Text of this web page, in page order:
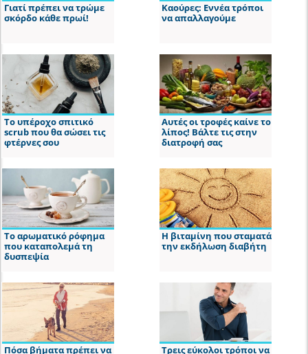
Γιατί πρέπει να τρώμε
σκόρδο κάθε πρωί!
Καούρες: Εννέα τρόποι
να απαλλαγούμε
Το υπέροχο σπιτικό
scrub που θα σώσει τις
φτέρνες σου
Αυτές οι τροφές καίνε το
λίπος! Βάλτε τις στην
διατροφή σας
Το αρωματικό ρόφημα
που καταπολεμά τη
δυσπεψία
Η βιταμίνη που σταματά
την εκδήλωση διαβήτη
Πόσα βήματα πρέπει να
Τρεις εύκολοι τρόποι να